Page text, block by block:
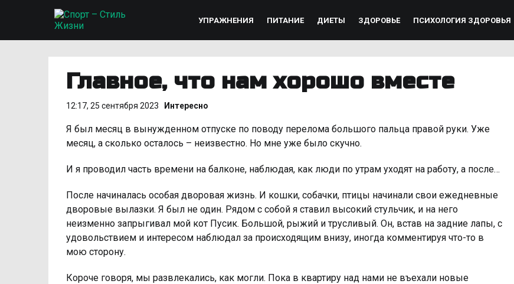
УПРАЖНЕНИЯ ПИТАНИЕ ДИЕТЫ ЗДОРОВЬЕ ПСИХОЛОГИЯ ЗДОРОВЬЯ
Главное, что нам хорошо вместе
12:17, 25 сентября 2023 Интересно
Я был месяц в вынужденном отпуске по поводу перелома большого пальца правой руки. Уже
месяц, а сколько осталось – неизвестно. Но мне уже было скучно.
И я проводил часть времени на балконе, наблюдая, как люди по утрам уходят на работу, а после…
После начиналась особая дворовая жизнь. И кошки, собачки, птицы начинали свои ежедневные
дворовые вылазки. Я был не один. Рядом с собой я ставил высокий стульчик, и на него
неизменно запрыгивал мой кот Пусик. Большой, рыжий и трусливый. Он, встав на задние лапы, с
удовольствием и интересом наблюдал за происходящим внизу, иногда комментируя что-то в
мою сторону.
Короче говоря, мы развлекались, как могли. Пока в квартиру над нами не въехали новые